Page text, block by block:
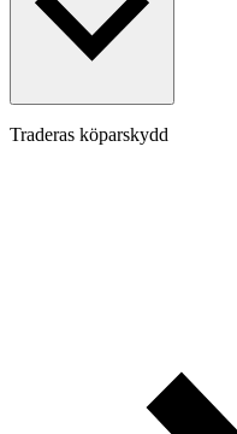
Traderas köparskydd